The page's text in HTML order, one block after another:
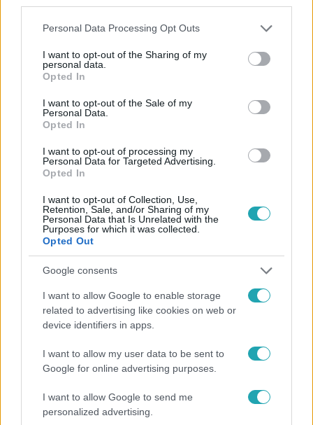
Please note that this website/app uses one or more Google
not limited to your visit or usage behaviour. You may click to
grant or deny consent to Google and its third-party tags to
use your data for below specified purposes in below Google
consent section.
Personal Data Processing Opt Outs
I want to opt-out of the Sharing of my
personal data.
Opted In
I want to opt-out of the Sale of my
Personal Data.
Opted In
I want to opt-out of processing my
Personal Data for Targeted Advertising.
Opted In
I want to opt-out of Collection, Use,
Retention, Sale, and/or Sharing of my
Personal Data that Is Unrelated with the
Purposes for which it was collected.
Opted Out
Google consents
I want to allow Google to enable storage
related to advertising like cookies on web or
device identifiers in apps.
I want to allow my user data to be sent to
Google for online advertising purposes.
I want to allow Google to send me
personalized advertising.
FÓKUSZ #VIDEÓ ADÁSRÉSZLETEK
REPÜLŐ #BLACK HAWK #POTOMAC FOLYÓ
Népszerű